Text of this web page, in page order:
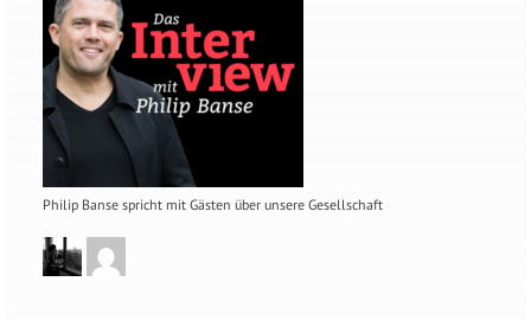
Philip Banse spricht mit Gästen über unsere Gesellschaft